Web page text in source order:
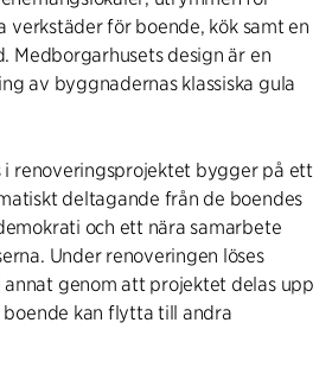
verkstäder för boende, kök samt en
Medborgarhusets design är en
av byggnadernas klassiska gula
i renoveringsprojektet bygger på ett
deltagande från de boendes
och ett nära samarbete
Under renoveringen löses
genom att projektet delas upp
kan flytta till andra